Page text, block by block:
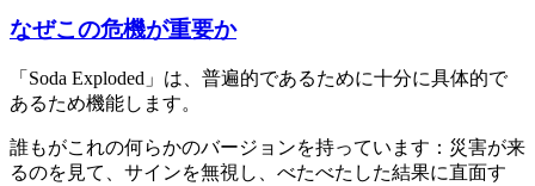
なぜこの危機が重要か
「Soda Exploded」は、普遍的であるために十分に具体的で
あるため機能します。
誰もがこれの何らかのバージョンを持っています：災害が来
るのを見て、サインを無視し、べたべたした結果に直面す